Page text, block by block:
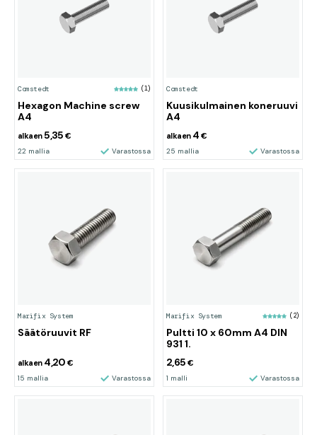
Comstedt (1)
Hexagon Machine screw
A4
alkaen5,35€
22 mallia Varastossa
Comstedt
Kuusikulmainen koneruuvi
A4
alkaen 4 €
25 mallia Varastossa
Marifix System
Säätöruuvit RF
alkaen 4,20€
15 mallia Varastossa
Marifix System (2)
Pultti 10 x 60mm A4 DIN
931 1.
2,65€
1 malli Varastossa